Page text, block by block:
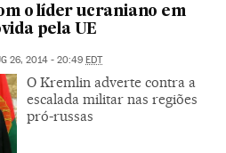
o líder ucraniano em
pela UE
26, 2014 - 20:49 EDT
O Kremlin adverte contra a
escalada militar nas regiões
pró-russas